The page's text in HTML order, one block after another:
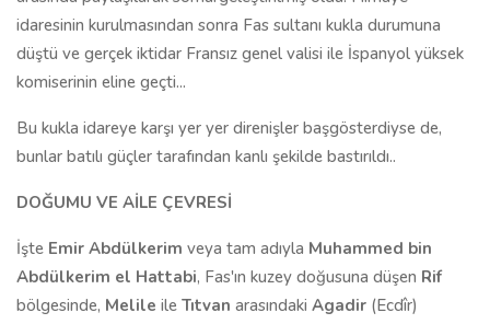
idaresinin kurulmasından sonra Fas sultanı kukla durumuna
düştü ve gerçek iktidar Fransız genel valisi ile İspanyol yüksek
komiserinin eline geçti...
Bu kukla idareye karşı yer yer direnişler başgösterdiyse de,
bunlar batılı güçler tarafından kanlı şekilde bastırıldı..
DOĞUMU VE AİLE ÇEVRESİ
İşte Emir Abdülkerim veya tam adıyla Muhammed bin
Abdülkerim el Hattabi, Fas'ın kuzey doğusuna düşen Rif
bölgesinde, Melile ile Tıtvan arasındaki Agadir (Ecdîr)